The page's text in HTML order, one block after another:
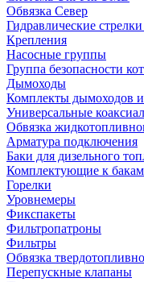
Обвязка Север
Гидравлические
Крепления
Насосные группы
Группа безопасности
Дымоходы
Комплекты дымоходов
Универсальные
Обвязка
Арматура подключения
Баки для дизельного
Комплектующие к бакам
Горелки
Уровнемеры
Фикспакеты
Фильтропатроны
Фильтры
Обвязка
Перепускные клапаны